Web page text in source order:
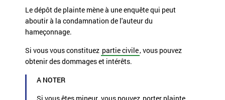
Le dépôt de plainte mène à une enquête qui peut
aboutir à la condamnation de l'auteur du
hameçonnage.
Si vous vous constituez partie civile, vous pouvez
obtenir desdommages et intérêts.
A NOTER